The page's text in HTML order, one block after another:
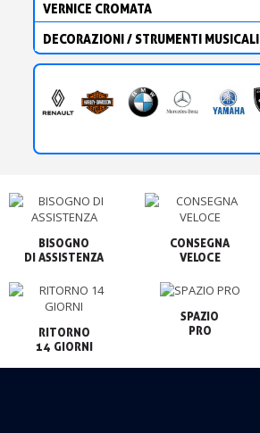
VERNICE CROMATA
DECORAZIONI / STRUMENTI MUSICALI
BISOGNO
CONSEGNA
VELOCE
RITORNO
14 GIORNI
SPAZIO
PRO